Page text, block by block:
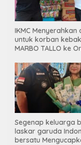
IKMC Menyerahkan
untuk korban
MARBO TALLO ke
INDONESIA BERSATU
Segenap keluarga
laskar garuda
bersatu